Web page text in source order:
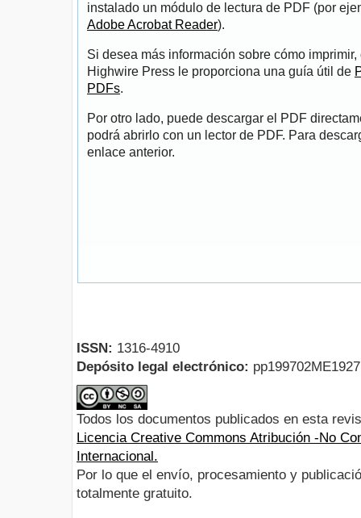
instalado un módulo de lectura de PDF (por
Adobe Acrobat Reader).
Si desea más información sobre cómo
Highwire Press le proporciona una guía útil de
PDFs.
Por otro lado, puede descargar el PDF
podrá abrirlo con un lector de PDF. Para
enlace anterior.
ISSN: 1316-4910
Depósito legal electrónico:
Todos los documentos publicados en esta
Licencia Creative Commons Atribución -No
Internacional.
Por lo que el envío, procesamiento y
totalmente gratuito.